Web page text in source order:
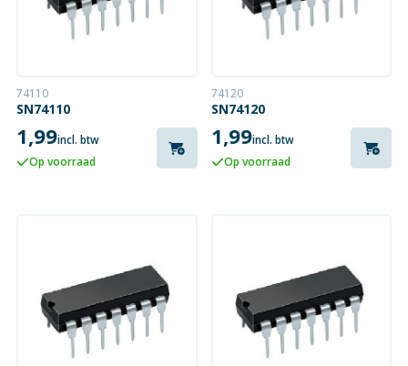
74110
SN74110
1,99incl. btw
Op voorraad
74120
SN74120
1,99incl. btw
Op voorraad